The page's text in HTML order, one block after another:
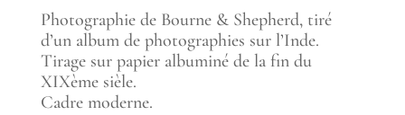
Photographie de Bourne & Shepherd, tiré
d’un album de photographies sur l’Inde.
Tirage sur papier albuminé de la fin du
XIXème sièle.
Cadre moderne.